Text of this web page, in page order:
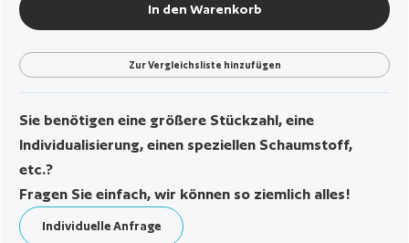
In den Warenkorb
Zur Vergleichsliste hinzufügen
Sie benötigen eine größere Stückzahl, eine
Individualisierung, einen speziellen Schaumstoff,
etc.?
Fragen Sie einfach, wir können so ziemlich alles!
Individuelle Anfrage